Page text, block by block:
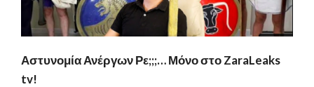
Αστυνομία Ανέργων Ρε;;;… Μόνο στο ZaraLeaks
tv!